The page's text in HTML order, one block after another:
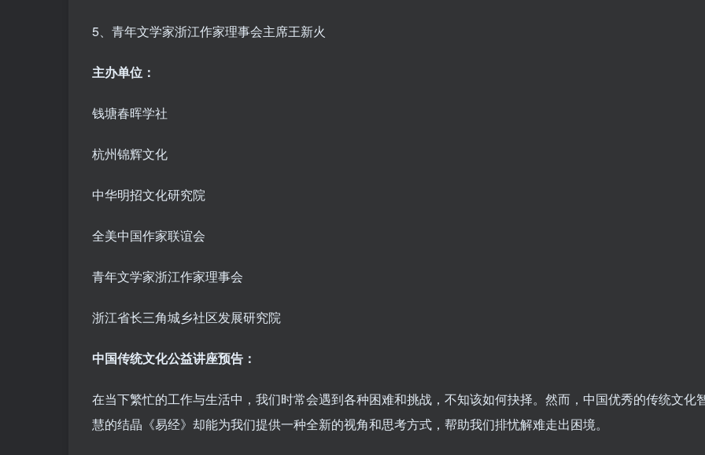
5、青年文学家浙江作家理事会主席王新火
主办单位：
钱塘春晖学社
杭州锦辉文化
中华明招文化研究院
全美中国作家联谊会
青年文学家浙江作家理事会
浙江省长三角城乡社区发展研究院
中国传统文化公益讲座预告：
在当下繁忙的工作与生活中，我们时常会遇到各种困难和挑战，不知该如何抉择。然而，中国优秀的传统文化
慧的结晶《易经》却能为我们提供一种全新的视角和思考方式，帮助我们排忧解难走出困境。